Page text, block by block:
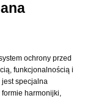
ochrony przed
funkcjonalnością i
jest specjalna
harmonijki,